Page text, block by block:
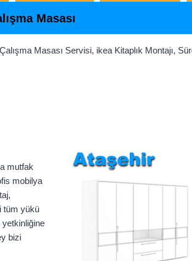
Masası
Masası Servisi, ikea Kitaplık Montajı,
mutfak
mobilya
tüm yükü
yetkinliğine
bizi